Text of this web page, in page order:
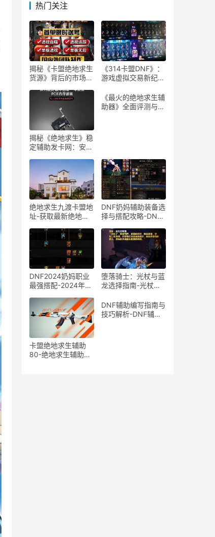
热门关注
揭秘《卡盟绝地求生
货源》背后的市场与
货源供应链深度分析
《314卡盟DNF》：
游戏虚拟交易新纪
盟DNF平台的游戏道
具交易
揭秘《绝地求生》稳
定辅助发卡网：安全
生辅助工具发卡网深
度剖析与购买建议
《最火的绝地求生辅
助器》全面评测与安
绝地求生九渡卡盟地
址-获取最新绝地求
用教程
DNF奶妈辅助装备选
择与搭配攻略-DNF
备搭配技巧
DNF2024奶妈职业
最强搭配-2024年最
与技能搭配推荐
堕落骑士：光杖与蓝
龙选择指南-光杖还
备选择深度解析
卡盟绝地求生辅助
80-绝地求生辅助80
DNF辅助编写指南与
技巧解析-DNF辅助